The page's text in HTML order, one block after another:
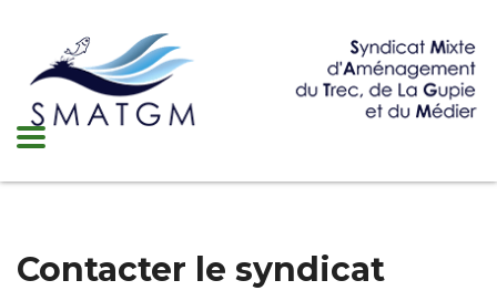
Contacter le syndicat